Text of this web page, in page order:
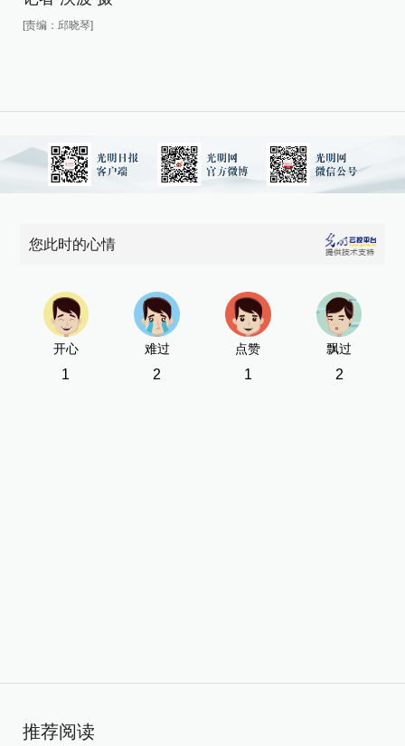
[责编：邱晓琴]
您此时的心情
开心
1
难过
2
点赞
1
飘过
2
推荐阅读